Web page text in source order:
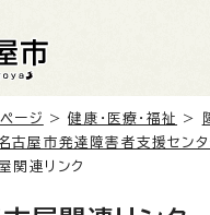
ページ >健康・医療・福祉 >
古屋市発達障害者支援センタ
関連リンク